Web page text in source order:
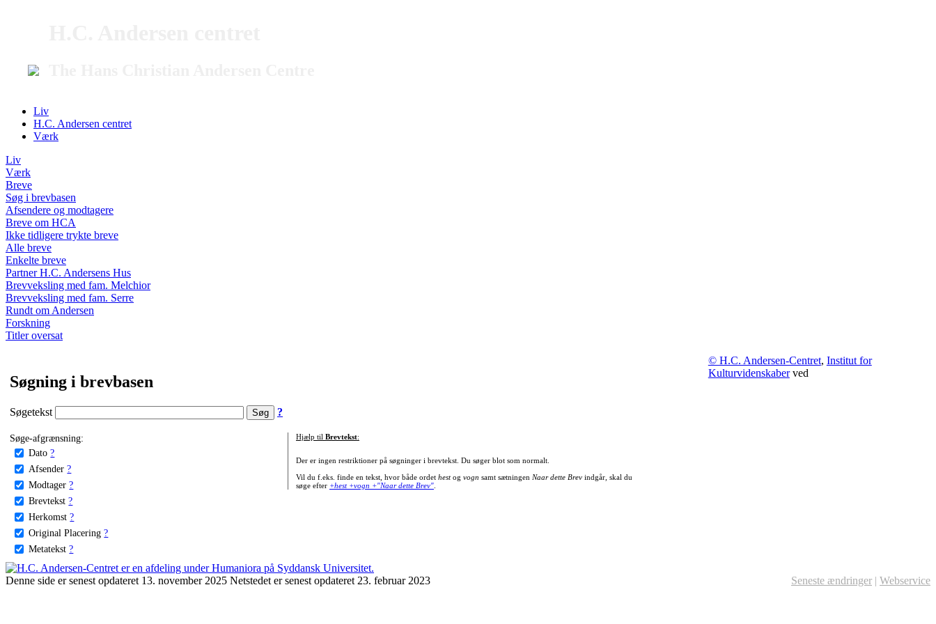
Liv
H.C. Andersen centret
Værk
Liv
Værk
Breve
Søg i brevbasen
Afsendere og modtagere
Breve om HCA
Ikke tidligere trykte breve
Alle breve
Enkelte breve
Partner H.C. Andersens Hus
Brevveksling med fam. Melchior
Brevveksling med fam. Serre
Rundt om Andersen
Forskning
Titler oversat
Søgning i brevbasen
Søgetekst ?
Søge-afgrænsning:
Dato ?
Afsender ?
Modtager ?
Brevtekst ?
Herkomst ?
Original Placering ?
Metatekst ?
Hjælp til Brevtekst:
Der er ingen restriktioner på søgninger i brevtekst. Du søger blot som normalt.
Vil du f.eks. finde en tekst, hvor både ordet hestog vogn samt sætningen Naar dette Brevindgår, skal du
søge efter +hest +vogn +"Naar dette Brev".
© H.C. Andersen-Centret, Institut for
Kulturvidenskaberved
Denne side er senest opdateret 13. november 2025 Netstedet er senest opdateret 23. februar 2023 Seneste ændringer | Webservice